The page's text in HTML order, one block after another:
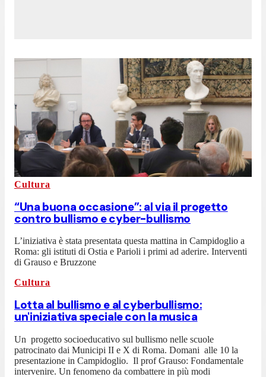
Cultura
“Una buona occasione”: al via il progetto
contro bullismo e cyber-bullismo
L’iniziativa è stata presentata questa mattina in Campidoglio a
Roma: gli istituti di Ostia e Parioli i primi ad aderire. Interventi
di Grauso e Bruzzone
Cultura
Lotta al bullismo e al cyberbullismo:
un'iniziativa speciale con la musica
Un progetto socioeducativo sul bullismo nelle scuole
patrocinato dai Municipi II e X di Roma. Domani alle 10 la
presentazione in Campidoglio. Il prof Grauso: Fondamentale
intervenire. Un fenomeno da combattere in più modi